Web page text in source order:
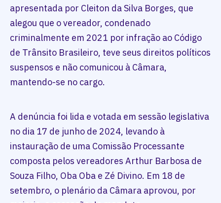
apresentada por Cleiton da Silva Borges, que
alegou que o vereador, condenado
criminalmente em 2021 por infração ao Código
de Trânsito Brasileiro, teve seus direitos políticos
suspensos e não comunicou à Câmara,
mantendo-se no cargo.
A denúncia foi lida e votada em sessão legislativa
no dia 17 de junho de 2024, levando à
instauração de uma Comissão Processante
composta pelos vereadores Arthur Barbosa de
Souza Filho, Oba Oba e Zé Divino. Em 18 de
setembro, o plenário da Câmara aprovou, por